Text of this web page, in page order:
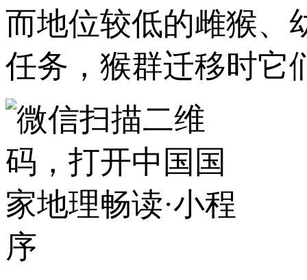
而地位较低的雌猴、
任务，猴群迁移时它